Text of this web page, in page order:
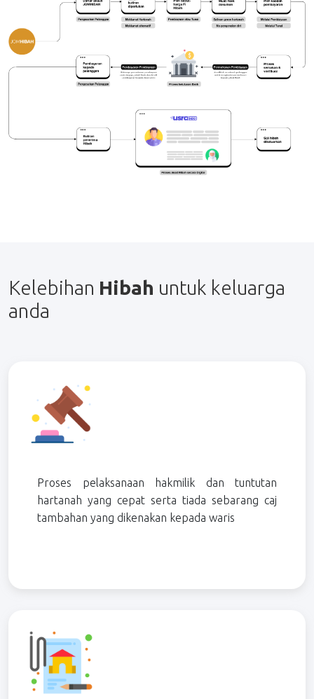
Kelebihan Hibah untuk keluarga
anda
Proses pelaksanaan hakmilik dan tuntutan
hartanah yang cepat serta tiada sebarang caj
tambahan yang dikenakan kepada waris